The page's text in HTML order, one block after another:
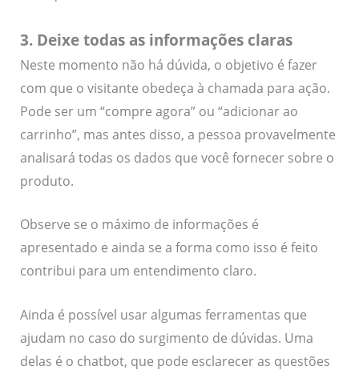
3. Deixe todas as informações claras
Neste momento não há dúvida, o objetivo é fazer
com que o visitante obedeça à chamada para ação.
Pode ser um “compre agora” ou “adicionar ao
carrinho”, mas antes disso, a pessoa provavelmente
analisará todas os dados que você fornecer sobre o
produto.
Observe se o máximo de informações é
apresentado e ainda se a forma como isso é feito
contribui para um entendimento claro.
Ainda é possível usar algumas ferramentas que
ajudam no caso do surgimento de dúvidas. Uma
delas é o chatbot, que pode esclarecer as questões